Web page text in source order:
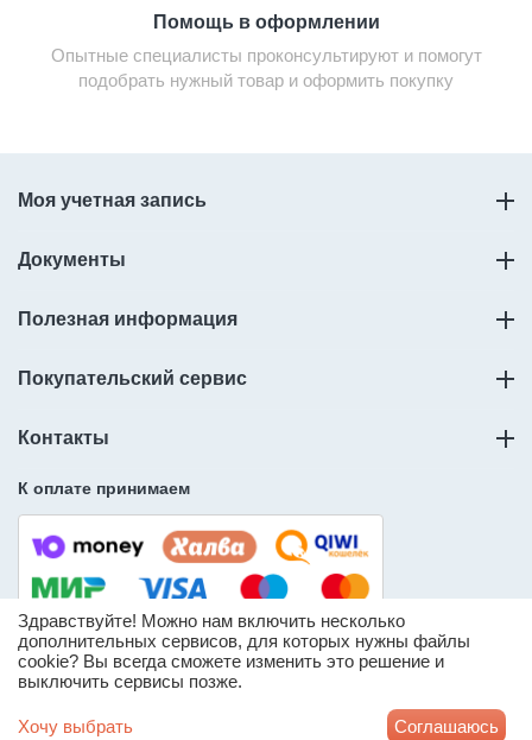
Помощь в оформлении
Опытные специалисты проконсультируют и помогут
подобрать нужный товар и оформить покупку
Моя учетная запись
Документы
Полезная информация
Покупательский сервис
Контакты
К оплате принимаем
© ООО «Слорос» – продажа мебельной фурнитуры.
* Информация о количестве товара носит справочный
характер и может отличаться от реального доступного
Здравствуйте! Можно нам включить несколько
дополнительных сервисов, для которых нужны файлы
cookie? Вы всегда сможете изменить это решение и
выключить сервисы позже.
Хочу выбрать Соглашаюсь